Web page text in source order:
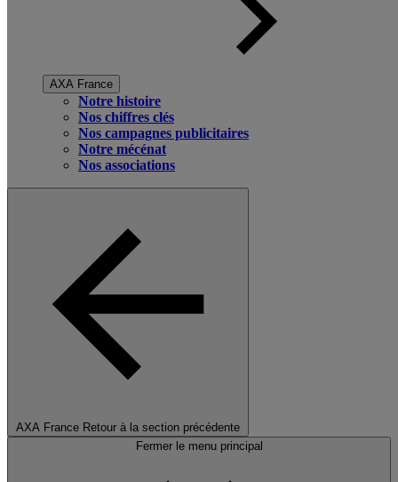
AXA France
Notre histoire
Nos chiffres clés
Nos campagnes publicitaires
Notre mécénat
Nos associations
AXA France Retour à la section précédente
Fermer le menu principal